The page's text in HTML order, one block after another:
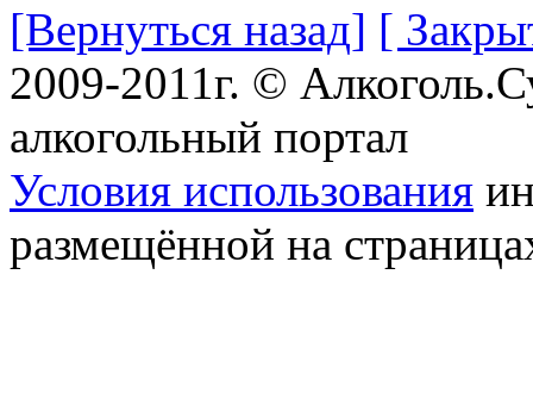
[Вернуться назад] [
2009-2011г. ©
алкогольный портал
Условия использования
размещённой на